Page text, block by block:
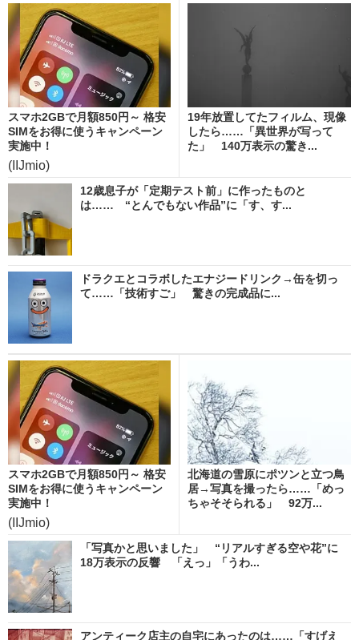
スマホ2GBで月額850円～ 格安
SIMをお得に使うキャンペーン
実施中！
(IIJmio)
19年放置してたフィルム、現像
したら……「異世界が写って
た」 140万表示の驚き...
12歳息子が「定期テスト前」に作ったものと
は…… “とんでもない作品”に「す、す...
ドラクエとコラボしたエナジードリンク→缶を切っ
て……「技術すご」 驚きの完成品に...
スマホ2GBで月額850円～ 格安
SIMをお得に使うキャンペーン
実施中！
(IIJmio)
北海道の雪原にポツンと立つ鳥
居→写真を撮ったら……「めっ
ちゃそそられる」 92万...
「写真かと思いました」 “リアルすぎる空や花”に
18万表示の反響 「えっ」「うわ...
アンティーク店主の自宅にあったのは……「すげえ